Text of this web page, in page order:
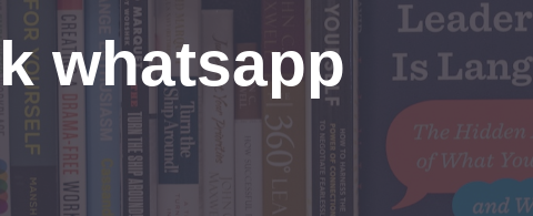
whatsapp